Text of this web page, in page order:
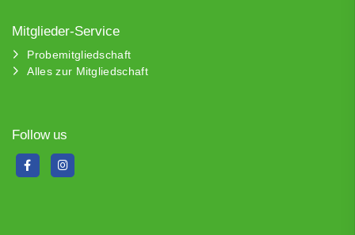
Mitglieder-Service
Probemitgliedschaft
Alles zur Mitgliedschaft
Follow us